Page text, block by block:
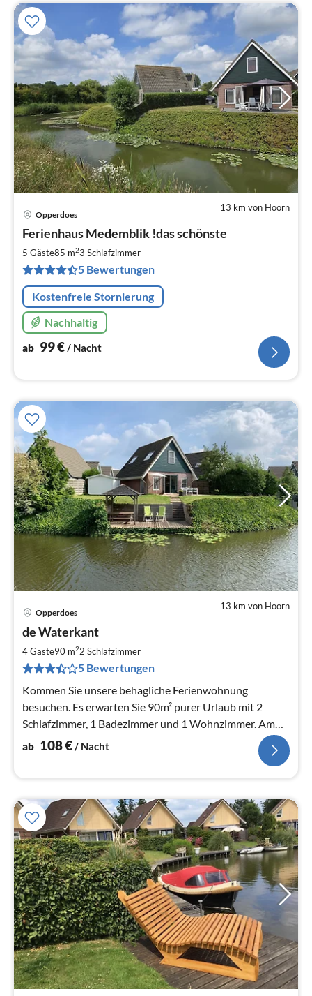
13 km von Hoorn
Opperdoes
Ferienhaus Medemblik !das schönste
5 Gäste85 m23 Schlafzimmer
5 Bewertungen
Kostenfreie Stornierung
Nachhaltig
ab 99€/ Nacht
13 km von Hoorn
Opperdoes
de Waterkant
4 Gäste90 m22 Schlafzimmer
5 Bewertungen
Kommen Sie unsere behagliche Ferienwohnung
besuchen. Es erwarten Sie 90m² purer Urlaub mit 2
Schlafzimmer, 1 Badezimmer und 1 Wohnzimmer. Am
Wasser gelegen mit eigenem Steg.
ab 108€ / Nacht